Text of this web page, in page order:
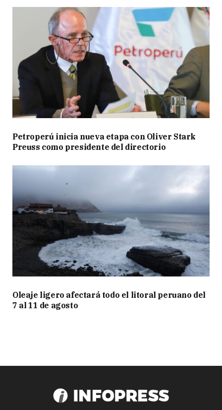
Petroperú inicia nueva etapa con Oliver Stark
Preuss como presidente del directorio
Oleaje ligero afectará todo el litoral peruano del
7 al 11 de agosto